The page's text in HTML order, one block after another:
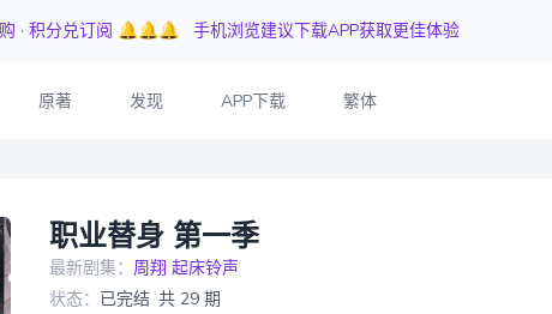
· 积分兑订阅 🔔🔔🔔 手机浏览建议下载APP获取更佳体验
原著 发现 APP下载 繁体
职业替身 第一季
最新剧集： 周翔 起床铃声
状态： 已完结·共 29 期